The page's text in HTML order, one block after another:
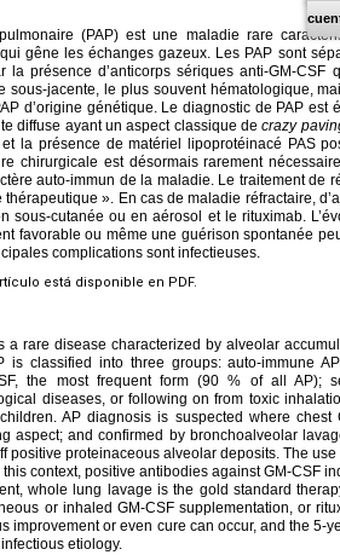
(PAP) est une maladie rare
gêne les échanges gazeux. Les PAP sont
la présence d’anticorps sériques anti-GM-
sous-jacente, le plus souvent hématologique,
d’origine génétique. Le diagnostic de PAP est
diffuse ayant un aspect classique decrazy
la présence de matériel lipoprotéinacé PAS
chirurgicale est désormais rarement
auto-immun de la maladie. Le traitement de
». En cas de maladie réfractaire,
sous-cutanée ou en aérosol et le rituximab.
favorable ou même une guérison spontanée
complications sont infectieuses.
está disponible en PDF.
a rare disease characterized by alveolar
is classified into three groups: auto-immune
the most frequent form (90 % of all AP);
diseases, or following on from toxic
AP diagnosis is suspected where chest
aspect; and confirmed by bronchoalveolar
positive proteinaceous alveolar deposits. The
context, positive antibodies against GM-CSF
whole lung lavage is the gold standard
or inhaled GM-CSF supplementation, or
improvement or even cure can occur, and the 5-
etiology.